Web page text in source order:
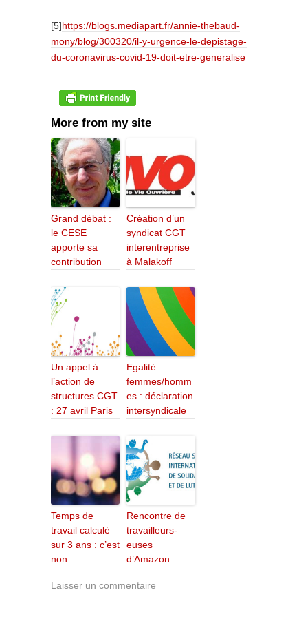
[5]https://blogs.mediapart.fr/annie-thebaud-
mony/blog/300320/il-y-urgence-le-depistage-
du-coronavirus-covid-19-doit-etre-generalise
More from my site
Grand débat :
le CESE
apporte sa
contribution
Création d’un
syndicat CGT
interentreprise
à Malakoff
Un appel à
l’action de
structures CGT
: 27 avril Paris
Egalité
femmes/homm
es : déclaration
intersyndicale
Temps de
travail calculé
sur 3 ans : c’est
non
Rencontre de
travailleurs-
euses
d’Amazon
Laisser un commentaire